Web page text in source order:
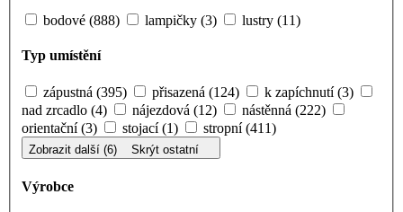
bodové (888) lampičky (3) lustry (11)
Typ umístění
zápustná (395) přisazená (124)
k zapíchnutí (3)
nad zrcadlo (4)
nájezdová (12)
nástěnná (222)
orientační (3)
stojací (1) stropní (411)
Zobrazit další (6) Skrýt ostatní
Výrobce